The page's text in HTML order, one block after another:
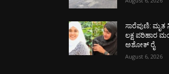
ಸಾರೆಪುಣಿ: ಮೃತ
ಲಕ್ಷ ಪರಿಹಾರ
ಅಶೋಕ್ ರೈ
August 6, 2026